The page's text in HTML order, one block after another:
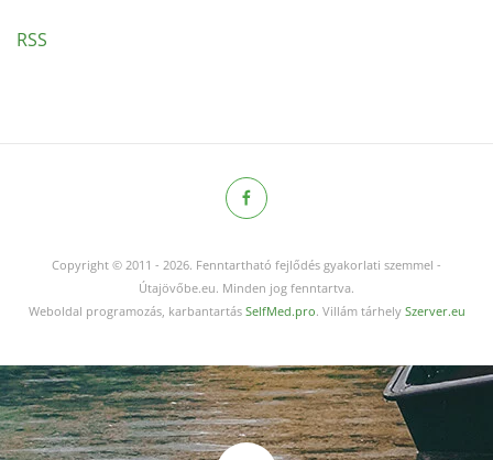
RSS
Copyright © 2011 - 2026. Fenntartható fejlődés gyakorlati szemmel -
Útajövőbe.eu. Minden jog fenntartva.
Weboldal programozás, karbantartás SelfMed.pro. Villám tárhely Szerver.eu